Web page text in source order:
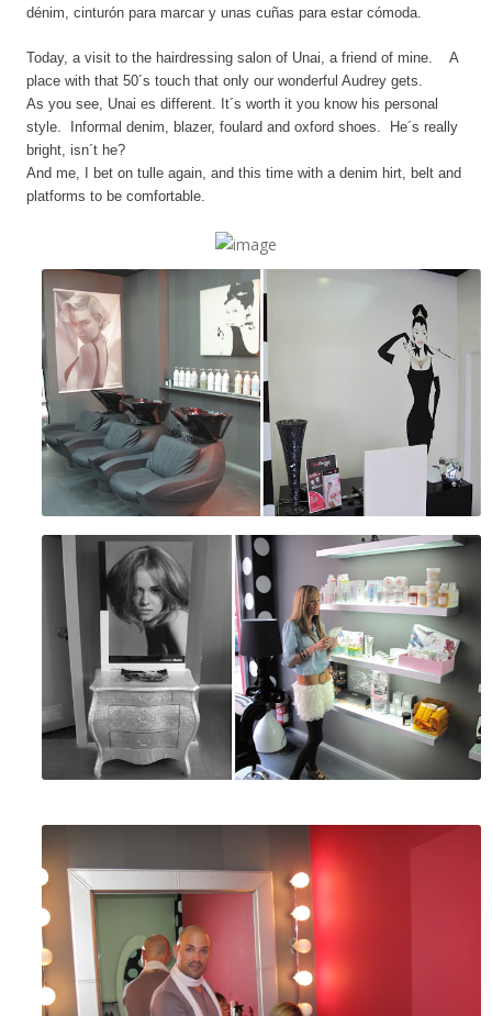
dénim, cinturón para marcar y unas cuñas para estar cómoda.
Today, a visit to the hairdressing salon of Unai, a friend of mine. A
place with that 50´s touch that only our wonderful Audrey gets.
As you see, Unai es different. It´s worth it you know his personal
style. Informal denim, blazer, foulard and oxford shoes. He´s really
bright, isn´t he?
And me, I bet on tulle again, and this time with a denim hirt, belt and
platforms to be comfortable.